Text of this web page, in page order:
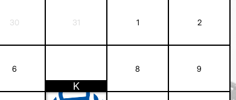
30 31 1 2
6
K
8 9